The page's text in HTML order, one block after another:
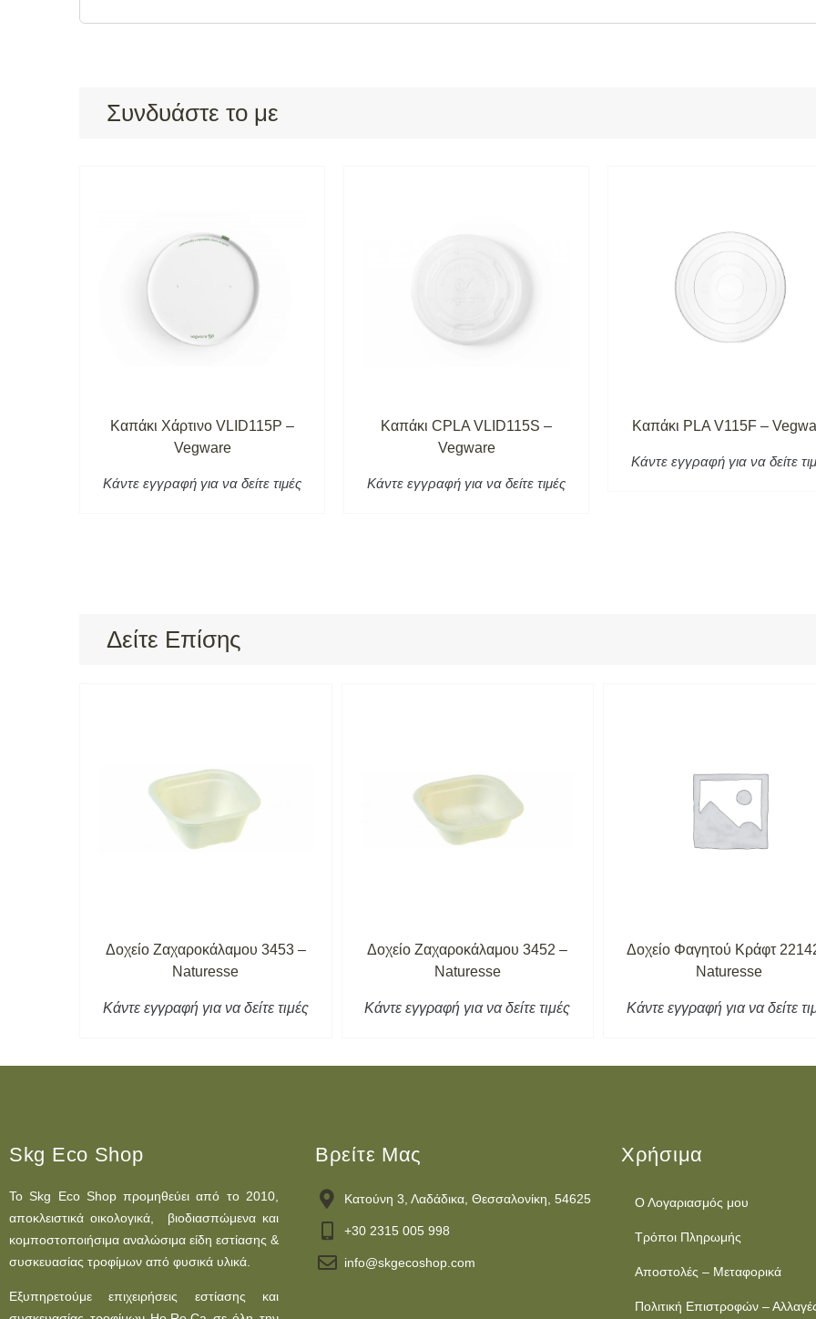
Συνδυάστε το με
Καπάκι Χάρτινο VLID115P –
Vegware
Κάντε εγγραφή για να δείτε τιμές
Καπάκι CPLA VLID115S –
Vegware
Κάντε εγγραφή για να δείτε τιμές
Καπάκι PLA V115F –
Κάντε εγγραφή για να δείτε
Δείτε Επίσης
Δοχείο Ζαχαροκάλαμου 3453 –
Naturesse
Κάντε εγγραφή για να δείτε τιμές
Δοχείο Ζαχαροκάλαμου 3452 –
Naturesse
Κάντε εγγραφή για να δείτε τιμές
Δοχείο Φαγητού Κράφτ
Naturesse
Κάντε εγγραφή για να δείτε
Skg Eco Shop
Το Skg Eco Shop προμηθεύει από το 2010,
αποκλειστικά οικολογικά, βιοδιασπώμενα και
κομποστοποιήσιμα αναλώσιμα είδη εστίασης &
συσκευασίας τροφίμων από φυσικά υλικά.
Εξυπηρετούμε επιχειρήσεις εστίασης και
Βρείτε Μας
Κατούνη 3, Λαδάδικα, Θεσσαλονίκη, 54625
+30 2315 005 998
info@skgecoshop.com
Χρήσιμα
Ο Λογαριασμός μου
Τρόποι Πληρωμής
Αποστολές – Μεταφορικά
Πολιτική Επιστροφών –